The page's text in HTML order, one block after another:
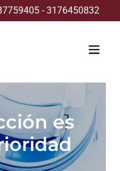
- 3176450832
es